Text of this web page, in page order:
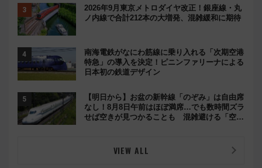
2026年9月東京メトロダイヤ改正！銀座線・丸
ノ内線で合計212本の大増発、混雑緩和に期待
南海電鉄がなにわ筋線に乗り入れる「次期空港
特急」の導入を決定！ピニンファリーナによる
日本初の鉄道デザイン
【明日から】お盆の新幹線「のぞみ」は自由席
なし！8月8日午前はほぼ満席…でも数時間ズラ
せば空きが見つかることも 混雑避ける「空
VIEW ALL